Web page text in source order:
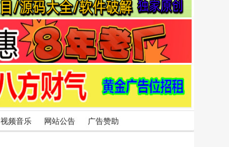
视频音乐 网站公告 广告赞助